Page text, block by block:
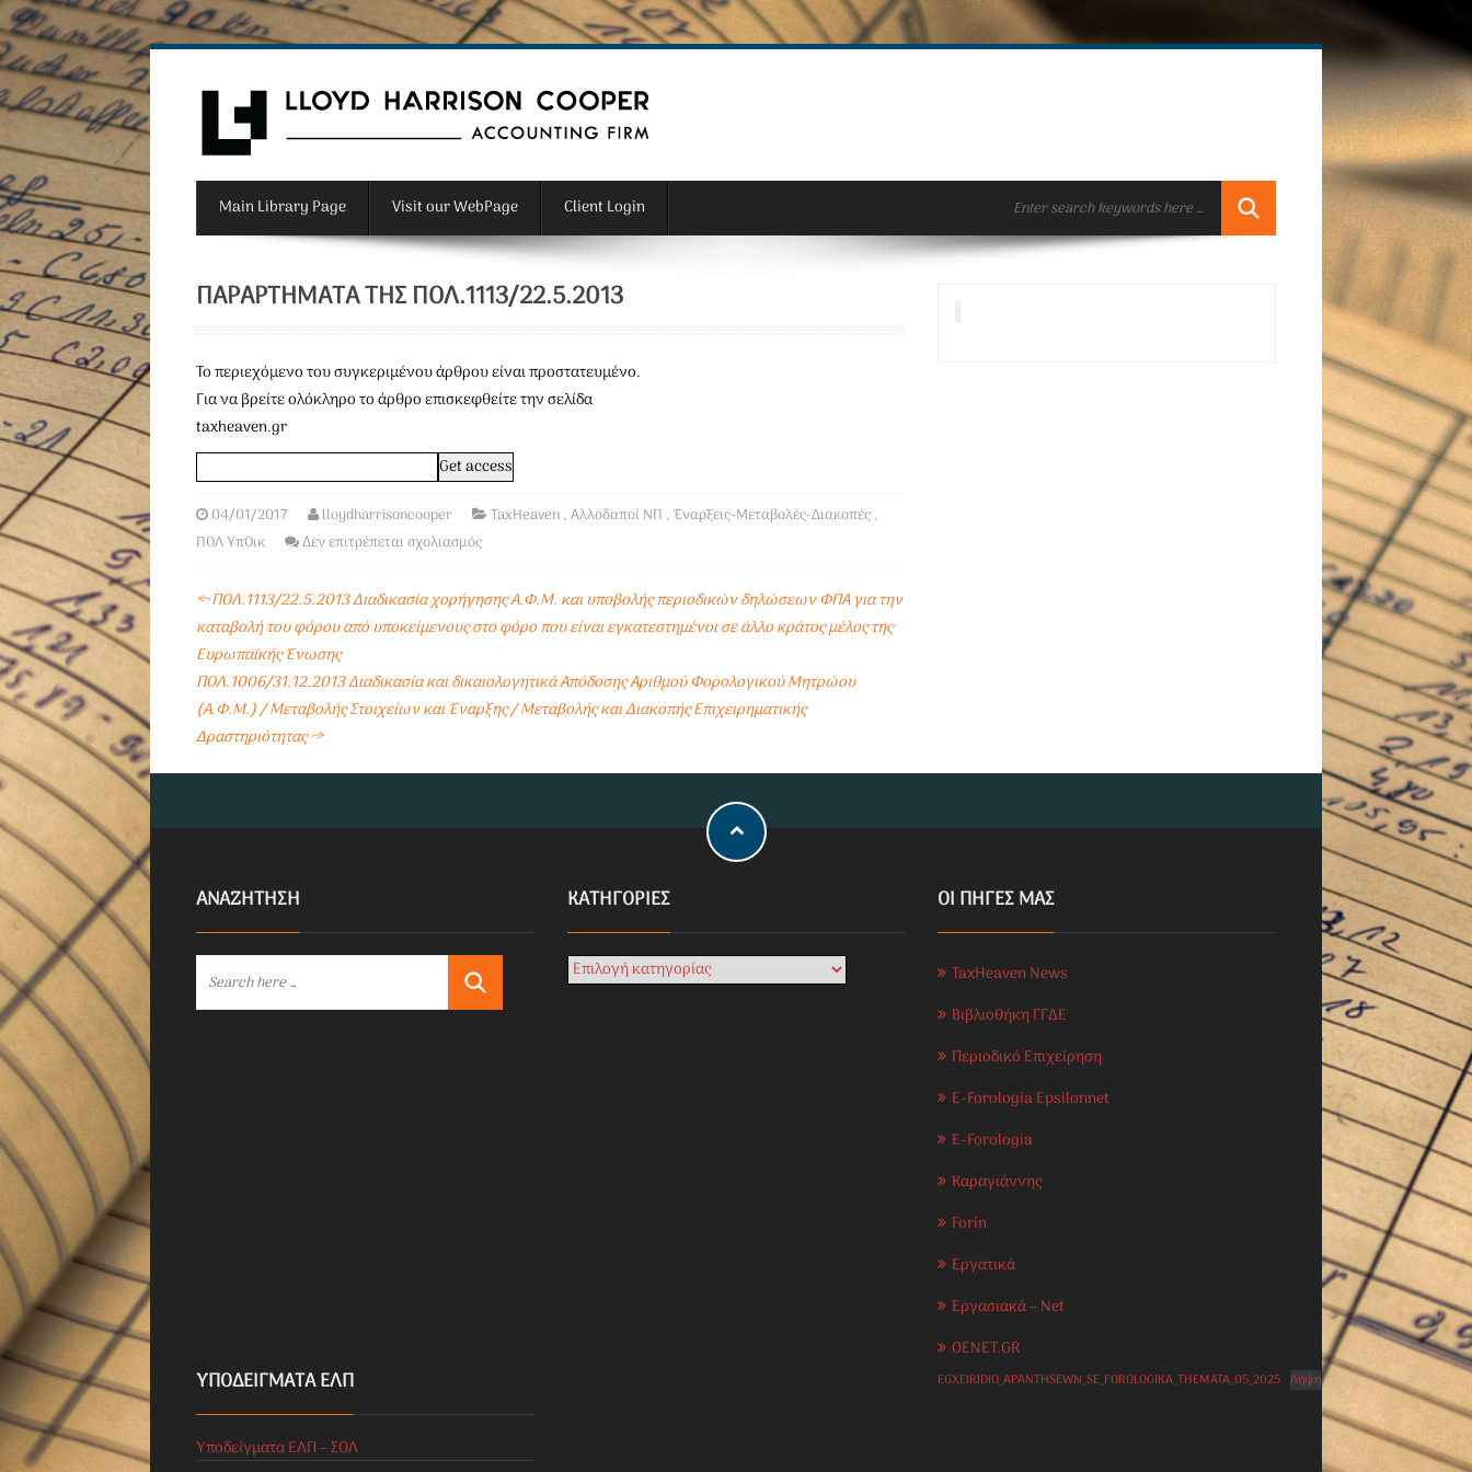
Main Library Page Visit our WebPage Client Login
ΠΑΡΑΡΤΉΜΑΤΑ ΤΗΣ ΠΟΛ.1113/22.5.2013
To περιεχόμενο του συγκεριμένου άρθρου είναι προστατευμένο.
Για να βρείτε ολόκληρο το άρθρο επισκεφθείτε την σελίδα
taxheaven.gr
04/01/2017 lloydharrisoncooper TaxHeaven,Αλλοδαποί ΝΠ ,Έναρξεις-Μεταβολές-Διακοπές,
ΠΟΛ ΥπΟικ
Δεν επιτρέπεται σχολιασμός
←ΠΟΛ.1113/22.5.2013 Διαδικασία χορήγησης Α.Φ.Μ. και υποβολής περιοδικών δηλώσεων ΦΠΑ για την
καταβολή του φόρου από υποκείμενους στο φόρο που είναι εγκατεστημένοι σε άλλο κράτος μέλος της
Ευρωπαϊκής Ένωσης
ΠΟΛ.1006/31.12.2013 Διαδικασία και δικαιολογητικά Απόδοσης Αριθμού Φορολογικού Μητρώου
(Α.Φ.Μ.) / Μεταβολής Στοιχείων και Έναρξης / Μεταβολής και Διακοπής Επιχειρηματικής
Δραστηριότητας→
ΑΝΑΖΗΤΗΣΗ KΑΤΗΓΟΡΊΕΣ ΟΙ ΠΗΓΕΣ ΜΑΣ
TaxHeaven News
Βιβλιοθήκη ΓΓΔΕ
Περιοδικό Επιχείρηση
E-Forologia Epsilonnet
E-Forologia
Καραγιάννης
Forin
Εργατικά
Εργασιακά – Net
OENET.GR
ΥΠΟΔΕΊΓΜΑΤΑ ΕΛΠ
Υποδείγματα ΕΛΠ – ΣΟΛ
EGXEIRIDIO_APANTHSEWN_SE_FOROLOGIKA_THEMATA_05_2025 Λήψη